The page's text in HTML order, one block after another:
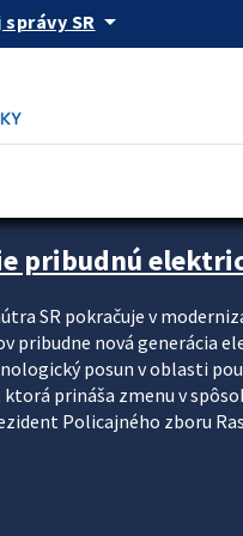
SR arrow_drop_down
pribudnú
SR pokračuje v
pribudne nová generácia
posun v oblasti
prináša zmenu v
Policajného zboru